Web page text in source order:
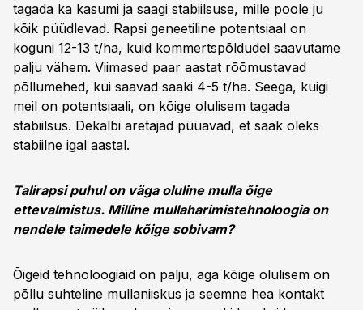
tagada ka kasumi ja saagi stabiilsuse, mille poole ju
kõik püüdlevad. Rapsi geneetiline potentsiaal on
koguni 12-13 t/ha, kuid kommertspõldudel saavutame
palju vähem. Viimased paar aastat rõõmustavad
põllumehed, kui saavad saaki 4-5 t/ha. Seega, kuigi
meil on potentsiaali, on kõige olulisem tagada
stabiilsus. Dekalbi aretajad püüavad, et saak oleks
stabiilne igal aastal.
Talirapsi puhul on väga oluline mulla õige
ettevalmistus. Milline mullaharimistehnoloogia on
nendele taimedele kõige sobivam?
Õigeid tehnoloogiaid on palju, aga kõige olulisem on
põllu suhteline mullaniiskus ja seemne hea kontakt